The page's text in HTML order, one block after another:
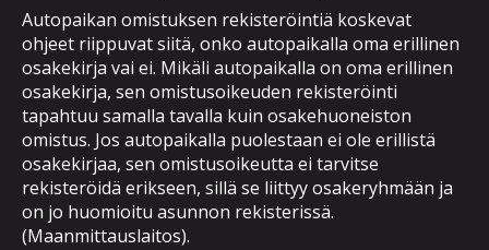
Autopaikan omistuksen rekisteröintiä koskevat
ohjeet riippuvat siitä, onko autopaikalla oma erillinen
osakekirja vai ei. Mikäli autopaikalla on oma erillinen
osakekirja, sen omistusoikeuden rekisteröinti
tapahtuu samalla tavalla kuin osakehuoneiston
omistus. Jos autopaikalla puolestaan ei ole erillistä
osakekirjaa, sen omistusoikeutta ei tarvitse
rekisteröidä erikseen, sillä se liittyy osakeryhmään ja
on jo huomioitu asunnon rekisterissä.
(Maanmittauslaitos).